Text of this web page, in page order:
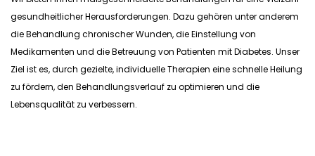
gesundheitlicher Herausforderungen. Dazu gehören unter anderem
die Behandlung chronischer Wunden, die Einstellung von
Medikamenten und die Betreuung von Patienten mit Diabetes. Unser
Ziel ist es, durch gezielte, individuelle Therapien eine schnelle Heilung
zu fördern, den Behandlungsverlauf zu optimieren und die
Lebensqualität zu verbessern.